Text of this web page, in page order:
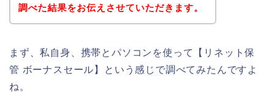
調べた結果をお伝えさせていただきます。
まず、私自身、携帯とパソコンを使って【リネット保
管 ボーナスセール】という感じで調べてみたんですよ
ね。